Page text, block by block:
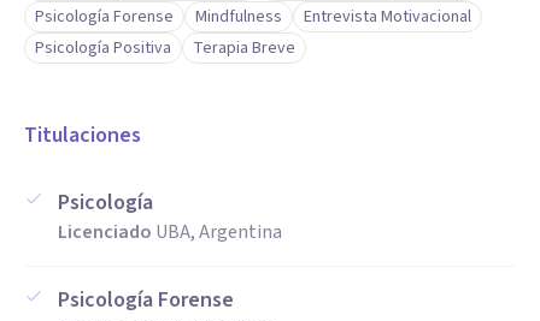
Psicología Forense
Mindfulness
Entrevista Motivacional
Psicología Positiva
Terapia Breve
Titulaciones
Psicología
Licenciado UBA, Argentina
Psicología Forense